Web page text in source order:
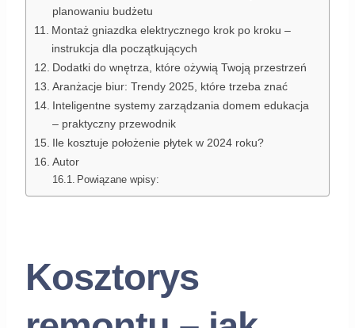
planowaniu budżetu
Montaż gniazdka elektrycznego krok po kroku –
instrukcja dla początkujących
Dodatki do wnętrza, które ożywią Twoją przestrzeń
Aranżacje biur: Trendy 2025, które trzeba znać
Inteligentne systemy zarządzania domem edukacja
– praktyczny przewodnik
Ile kosztuje położenie płytek w 2024 roku?
Autor
Powiązane wpisy:
Kosztorys